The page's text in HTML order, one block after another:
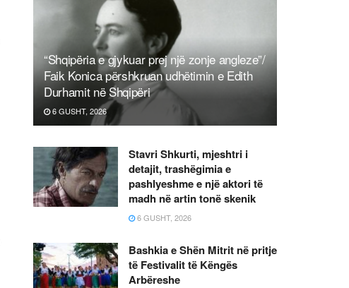
“Shqipëria e gjykuar prej një zonje angleze”/
Faik Konica përshkruan udhëtimin e Edith
Durhamit në Shqipëri
6 GUSHT, 2026
Stavri Shkurti, mjeshtri i
detajit, trashëgimia e
pashlyeshme e një aktori të
madh në artin tonë skenik
6 GUSHT, 2026
Bashkia e Shën Mitrit në pritje
të Festivalit të Këngës
Arbëreshe